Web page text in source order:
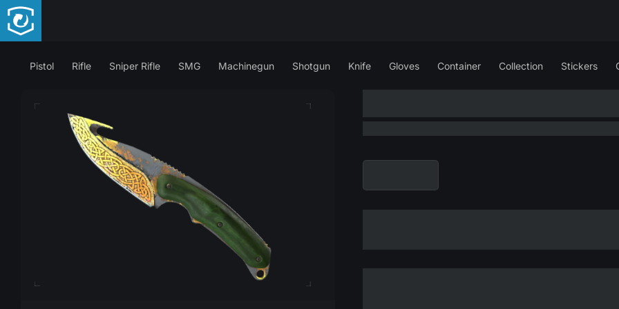
Pistol Rifle Sniper Rifle SMG Machinegun Shotgun Knife Gloves Container Collection Stickers